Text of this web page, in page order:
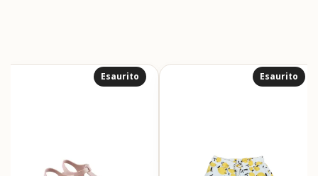
Esaurito Esaurito